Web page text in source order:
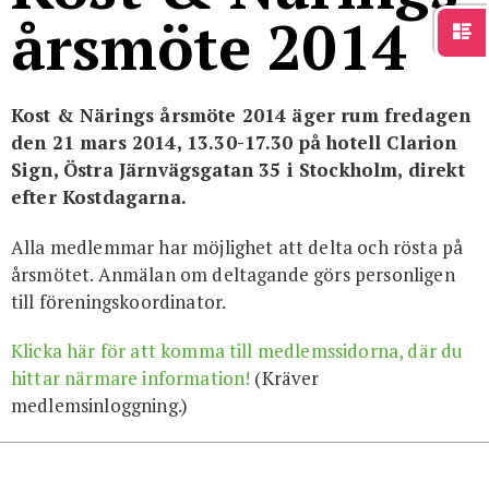
årsmöte 2014
Kost & Närings årsmöte 2014 äger rum fredagen
den 21 mars 2014, 13.30-17.30 på hotell Clarion
Sign, Östra Järnvägsgatan 35 i Stockholm, direkt
efter Kostdagarna.
Alla medlemmar har möjlighet att delta och rösta på
årsmötet. Anmälan om deltagande görs personligen
till föreningskoordinator.
Klicka här för att komma till medlems­sidorna, där du
hittar närmare information! (Kräver
medlemsinloggning.)